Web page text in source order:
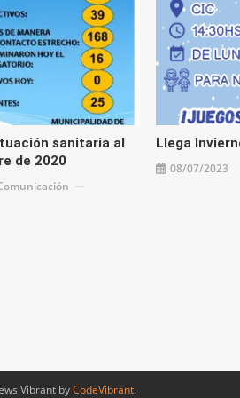
sanitaria al
de 2020
Llega
08/07/2023
Vibrant byCodeVibrant.